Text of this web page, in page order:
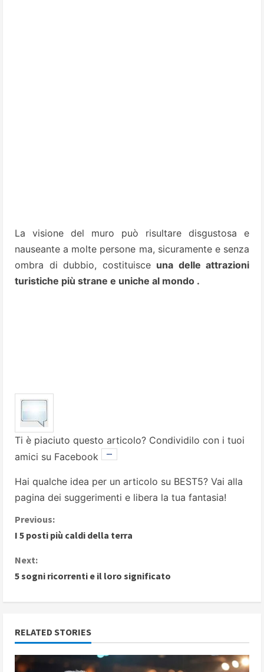
La visione del muro può risultare disgustosa e
nauseante a molte persone ma, sicuramente e senza
ombra di dubbio, costituisce una delle attrazioni
turistiche più strane e uniche al mondo .
Ti è piaciuto questo articolo? Condividilo con i tuoi
amici su Facebook
Hai qualche idea per un articolo su BEST5? Vai alla
pagina dei suggerimenti e libera la tua fantasia!
C
n
t
n
Previous:
I 5 posti più caldi della terra
Next:
5 sogni ricorrenti e il loro significato
RELATED STORIES